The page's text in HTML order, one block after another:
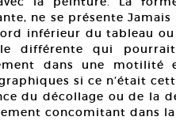
ne se présente
inférieur du tableau
différente qui
dans une motilité
si ce n’était
du décollage ou de la
concomitant dans